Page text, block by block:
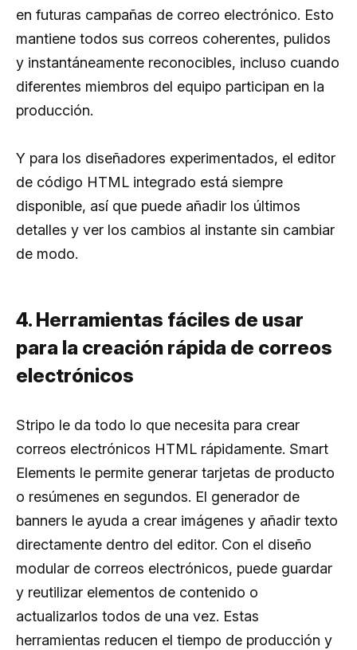
en futuras campañas de correo electrónico. Esto
mantiene todos sus correos coherentes, pulidos
y instantáneamente reconocibles, incluso cuando
diferentes miembros del equipo participan en la
producción.
Y para los diseñadores experimentados, el editor
de código HTML integrado está siempre
disponible, así que puede añadir los últimos
detalles y ver los cambios al instante sin cambiar
de modo.
4. Herramientas fáciles de usar
para la creación rápida de correos
electrónicos
Stripo le da todo lo que necesita para crear
correos electrónicos HTML rápidamente. Smart
Elements le permite generar tarjetas de producto
o resúmenes en segundos. El generador de
banners le ayuda a crear imágenes y añadir texto
directamente dentro del editor. Con el diseño
modular de correos electrónicos, puede guardar
y reutilizar elementos de contenido o
actualizarlos todos de una vez. Estas
herramientas reducen el tiempo de producción y